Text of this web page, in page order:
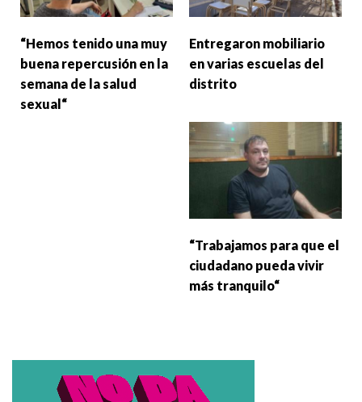
“Hemos tenido una muy
buena repercusión en la
semana de la salud
sexual“
Entregaron mobiliario
en varias escuelas del
distrito
“Trabajamos para que el
ciudadano pueda vivir
más tranquilo“